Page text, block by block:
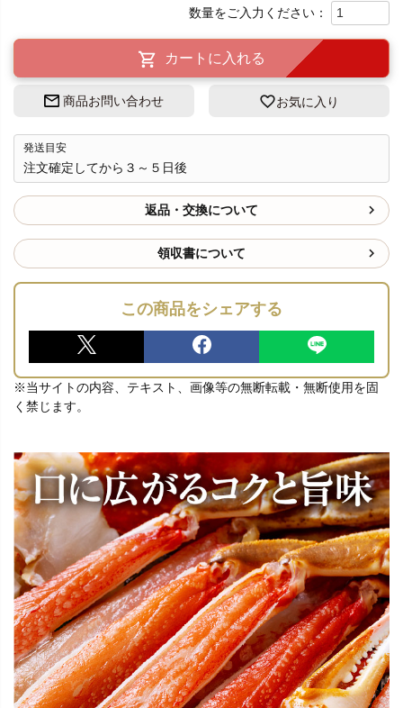
カートに入れる
商品お問い合わせ お気に入り
発送目安
注文確定してから３～５日後
返品・交換について
領収書について
この商品をシェアする
※当サイトの内容、テキスト、画像等の無断転載・無断使用を固
く禁じます。